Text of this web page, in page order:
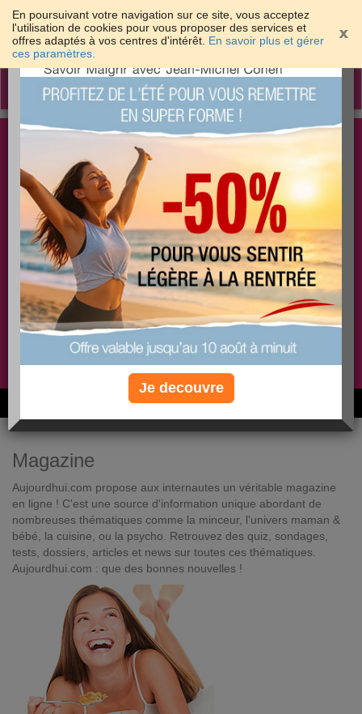
En poursuivant votre navigation sur ce site, vous acceptez
l'utilisation de cookies pour vous proposer des services et
offres adaptés à vos centres d'intérêt. En savoir plus et gérer
ces paramètres.
Toggle
Les meilleures solutions pour maigrir et être bien
dans sa peau
PLUS
EFFICACE
PLUS
SANTÉ
PLUS
COACHING
Non, je préfère le régime gratuit
6M de personnes ont maigri et réappris à manger avec nous
Magazine
Aujourdhui.com propose aux internautes un véritable magazine
en ligne ! C'est une source d'information unique abordant de
nombreuses thématiques comme la minceur, l'univers maman &
bébé, la cuisine, ou la psycho. Retrouvez des quiz, sondages,
tests, dossiers, articles et news sur toutes ces thématiques.
Aujourdhui.com : que des bonnes nouvelles !
×
Je decouvre